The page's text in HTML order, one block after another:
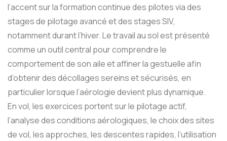
l’accent sur la formation continue des pilotes via des
stages de pilotage avancé et des stages SIV,
notamment durant l’hiver. Le travail au sol est présenté
comme un outil central pour comprendre le
comportement de son aile et affiner la gestuelle afin
d’obtenir des décollages sereins et sécurisés, en
particulier lorsque l’aérologie devient plus dynamique.
En vol, les exercices portent sur le pilotage actif,
l’analyse des conditions aérologiques, le choix des sites
de vol, les approches, les descentes rapides, l’utilisation